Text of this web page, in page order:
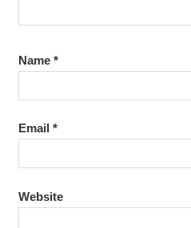
Name*
Email *
Website